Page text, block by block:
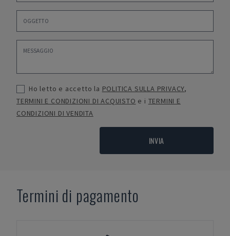
Ho letto e accetto la POLITICA SULLA PRIVACY,
TERMINI E CONDIZIONI DI ACQUISTO e i TERMINI E
CONDIZIONI DI VENDITA
INVIA
Termini di pagamento